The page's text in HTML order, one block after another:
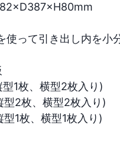
って引き出し内を小
型1枚、横型2枚入り)
型2枚、横型2枚入り)
型1枚、横型1枚入り)